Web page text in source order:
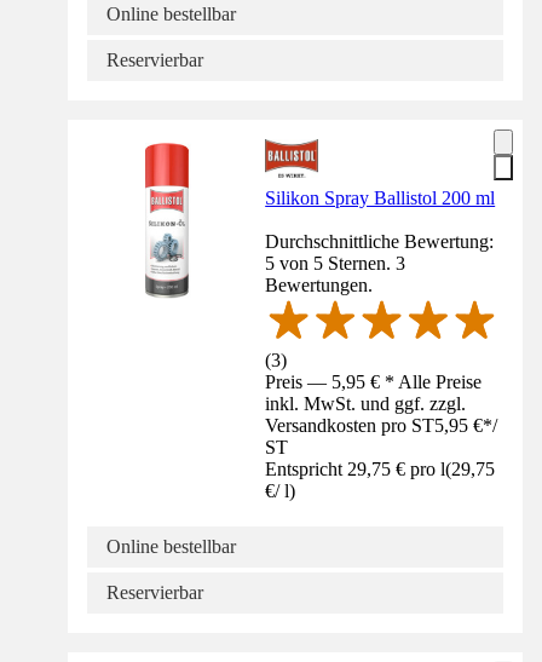
Online bestellbar
Reservierbar
Silikon Spray Ballistol 200 ml
Durchschnittliche Bewertung:
5 von 5 Sternen. 3
Bewertungen.
(3)
Preis — 5,95 € * Alle Preise
inkl. MwSt. und ggf. zzgl.
Versandkosten pro ST5,95 €*/
ST
Entspricht 29,75 € pro l(29,75
€/ l)
Online bestellbar
Reservierbar